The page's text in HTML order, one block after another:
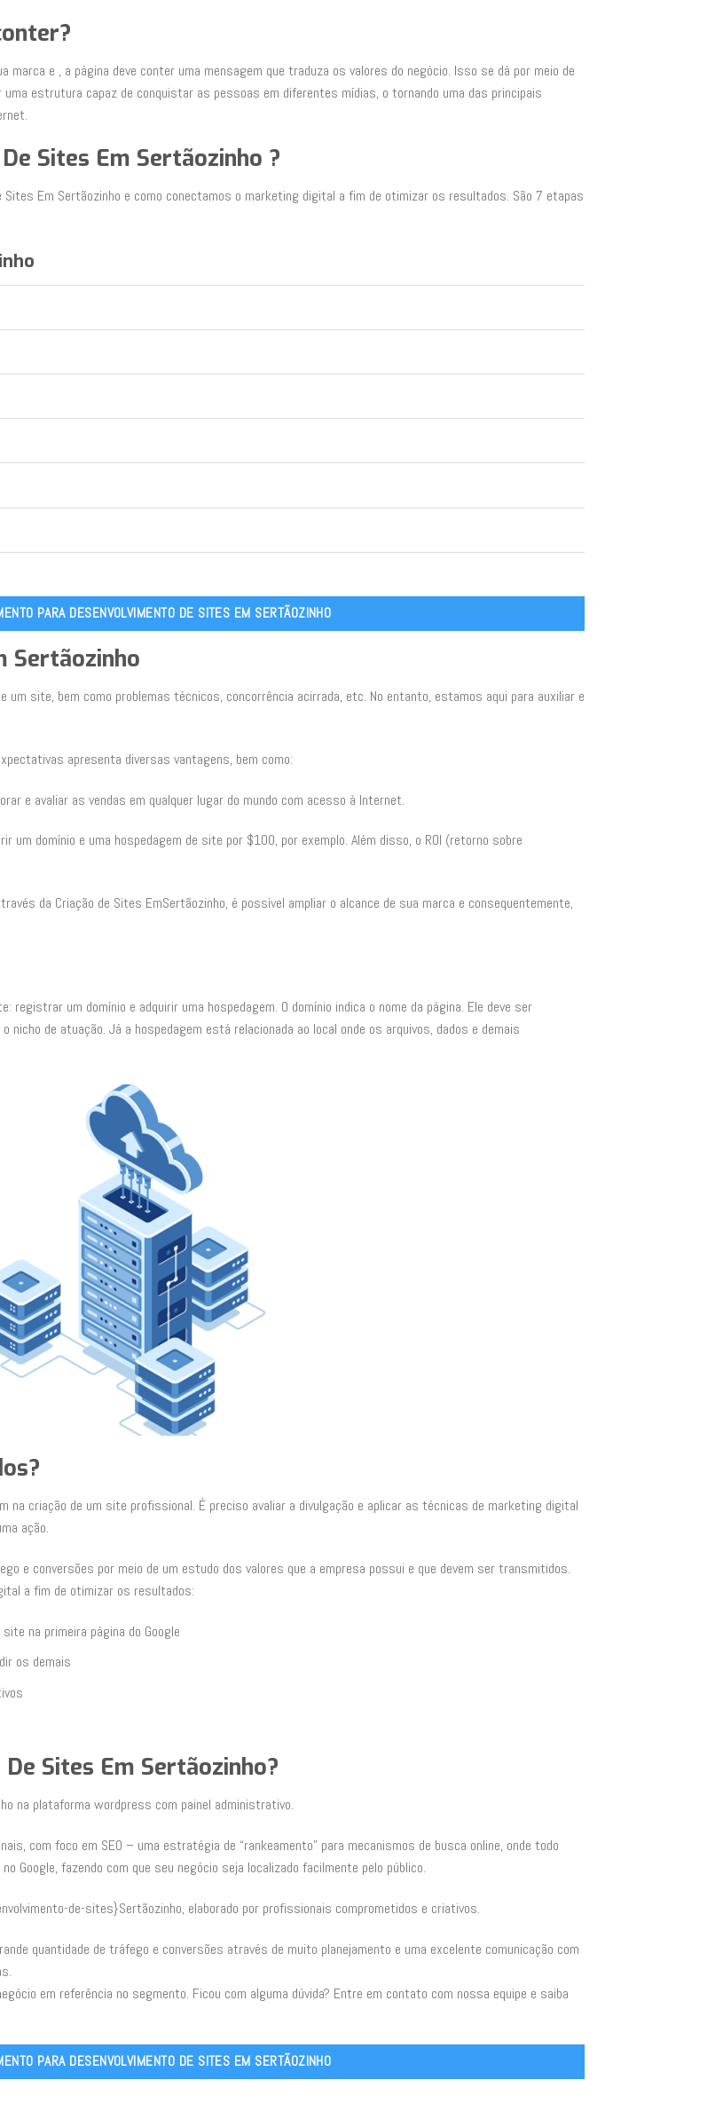
marca e , a página deve conter uma mensagem que traduza os valores do negócio. Isso se dá por meio de
estrutura capaz de conquistar as pessoas em diferentes mídias, o tornando uma das principais
Sites Em Sertãozinho ?
Sites Em Sertãozinho e como conectamos o marketing digital a fim de otimizar os resultados. São 7 etapas
PARA DESENVOLVIMENTO DE SITES EM SERTÃOZINHO
Sertãozinho
site, bem como problemas técnicos, concorrência acirrada, etc. No entanto, estamos aqui para auxiliar e
apresenta diversas vantagens, bem como:
e avaliar as vendas em qualquer lugar do mundo com acesso à Internet.
um domínio e uma hospedagem de site por $100, por exemplo. Além disso, o ROI (retorno sobre
da Criação de Sites EmSertãozinho, é possível ampliar o alcance de sua marca e consequentemente,
um domínio e adquirir uma hospedagem. O domínio indica o nome da página. Ele deve ser
nicho de atuação. Já a hospedagem está relacionada ao local onde os arquivos, dados e demais
criação de um site profissional. É preciso avaliar a divulgação e aplicar as técnicas de marketing digital
ação.
e conversões por meio de um estudo dos valores que a empresa possui e que devem ser transmitidos.
a fim de otimizar os resultados:
na primeira página do Google
os demais
Sites Em Sertãozinho?
na plataforma wordpress com painel administrativo.
com foco em SEO – uma estratégia de “rankeamento” para mecanismos de busca online, onde todo
Google, fazendo com que seu negócio seja localizado facilmente pelo público.
de-sites}Sertãozinho, elaborado por profissionais comprometidos e criativos.
quantidade de tráfego e conversões através de muito planejamento e uma excelente comunicação com
em referência no segmento. Ficou com alguma dúvida? Entre em contato com nossa equipe e saiba
PARA DESENVOLVIMENTO DE SITES EM SERTÃOZINHO